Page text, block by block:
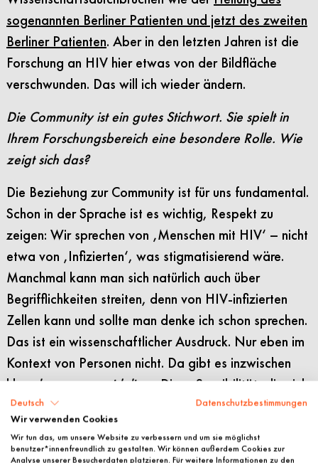
sogenannten Berliner Patienten und jetzt des zweiten
Berliner Patienten. Aber in den letzten Jahren ist die
Forschung an HIV hier etwas von der Bildfläche
verschwunden. Das will ich wieder ändern.
Die Community ist ein gutes Stichwort. Sie spielt in
Ihrem Forschungsbereich eine besondere Rolle. Wie
zeigt sich das?
Die Beziehung zur Community ist für uns fundamental.
Schon in der Sprache ist es wichtig, Respekt zu
zeigen: Wir sprechen von ‚Menschen mit HIV‘ – nicht
etwa von ‚Infizierten‘, was stigmatisierend wäre.
Manchmal kann man sich natürlich auch über
Begrifflichkeiten streiten, denn von HIV-infizierten
Zellen kann und sollte man denke ich schon sprechen.
Das ist ein wissenschaftlicher Ausdruck. Nur eben im
Kontext von Personen nicht. Da gibt es inzwischen
klarelanguage guidelines. Diese Sensibilität, die sich
da sprachlich abbildet, ist historisch gewachsen –
entstanden aus der absoluten Aussichtslosigkeit der
1980er und 90er Jahre, als zudem Wissenschaft
Deutsch Datenschutzbestimmungen
Wir verwenden Cookies
Wir tun das, um unsere Website zu verbessern und um sie möglichst
benutzer*innenfreundlich zu gestalten. Wir können außerdem Cookies zur
Analyse unserer Besucherdaten platzieren. Für weitere Informationen zu den